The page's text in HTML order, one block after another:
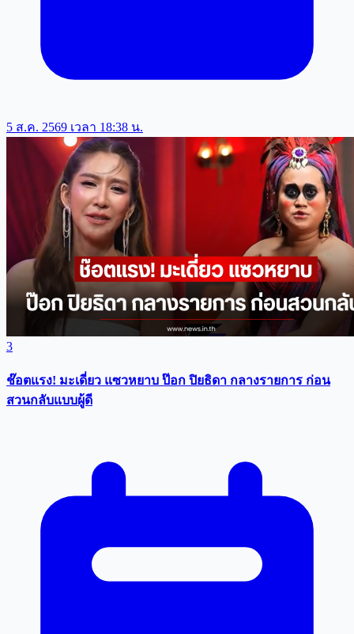
5 ส.ค. 2569 เวลา 18:38 น.
3
ช๊อตแรง! มะเดี่ยว แซวหยาบ ป๊อก ปิยธิดา กลางรายการ ก่อน
สวนกลับแบบผู้ดี